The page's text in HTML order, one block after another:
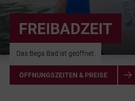
FREIBADZEIT
Das Bega Bad ist geöffnet.
ÖFFNUNGSZEITEN & PREISE